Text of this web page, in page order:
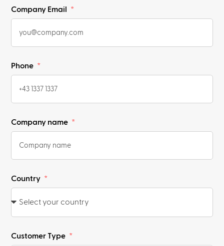
Company Email
Phone
Company name
Country
Customer Type